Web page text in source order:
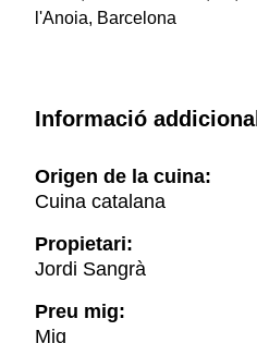
l'Anoia, Barcelona
Informació addicional
Origen de la cuina:
Cuina catalana
Propietari:
Jordi Sangrà
Preu mig:
Mig